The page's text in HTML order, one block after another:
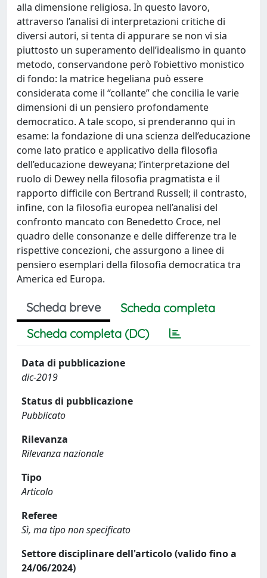
alla dimensione religiosa. In questo lavoro,
attraverso l’analisi di interpretazioni critiche di
diversi autori, si tenta di appurare se non vi sia
piuttosto un superamento dell’idealismo in quanto
metodo, conservandone però l’obiettivo monistico
di fondo: la matrice hegeliana può essere
considerata come il “collante” che concilia le varie
dimensioni di un pensiero profondamente
democratico. A tale scopo, si prenderanno qui in
esame: la fondazione di una scienza dell’educazione
come lato pratico e applicativo della filosofia
dell’educazione deweyana; l’interpretazione del
ruolo di Dewey nella filosofia pragmatista e il
rapporto difficile con Bertrand Russell; il contrasto,
infine, con la filosofia europea nell’analisi del
confronto mancato con Benedetto Croce, nel
quadro delle consonanze e delle differenze tra le
rispettive concezioni, che assurgono a linee di
pensiero esemplari della filosofia democratica tra
America ed Europa.
Scheda breve
Scheda completa
Scheda completa (DC)
Data di pubblicazione
dic-2019
Status di pubblicazione
Pubblicato
Rilevanza
Rilevanza nazionale
Tipo
Articolo
Referee
Sì, ma tipo non specificato
Settore disciplinare dell'articolo (valido fino a
24/06/2024)